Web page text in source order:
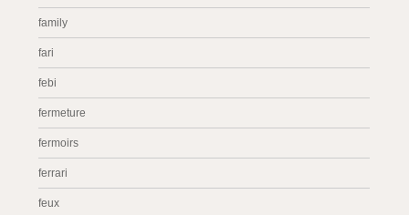
family
fari
febi
fermeture
fermoirs
ferrari
feux